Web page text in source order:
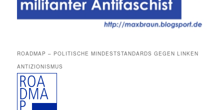
ROADMAP – POLITISCHE MINDESTSTANDARDS GEGEN LINKEN
ANTIZIONISMUS